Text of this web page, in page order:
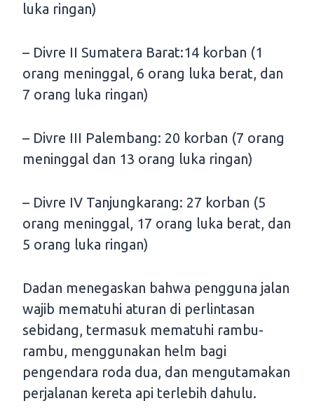
luka ringan)
– Divre II Sumatera Barat:14 korban (1
orang meninggal, 6 orang luka berat, dan
7 orang luka ringan)
– Divre III Palembang: 20 korban (7 orang
meninggal dan 13 orang luka ringan)
– Divre IV Tanjungkarang: 27 korban (5
orang meninggal, 17 orang luka berat, dan
5 orang luka ringan)
Dadan menegaskan bahwa pengguna jalan
wajib mematuhi aturan di perlintasan
sebidang, termasuk mematuhi rambu-
rambu, menggunakan helm bagi
pengendara roda dua, dan mengutamakan
perjalanan kereta api terlebih dahulu.